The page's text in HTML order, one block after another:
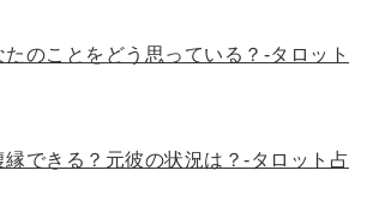
のことをどう思っている？-タロット
縁できる？元彼の状況は？-タロット占